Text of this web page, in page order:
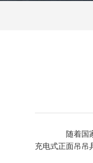
随着国
充电式正面吊吊